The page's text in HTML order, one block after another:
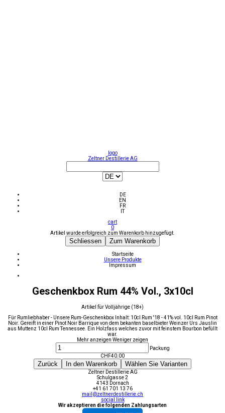
logo
Zeltner Destillerie AG
DE
EN
FR
IT
cart
0
Artikel wurde erfolgreich zum Warenkorb hinzugefügt.
Schliessen Zum Warenkorb
Startseite
Unsere Produkte
Impressum
Geschenkbox Rum 44% Vol., 3x10cl
Artikel für Volljährige (18+)
Für Rumliebhaber - Unsere Rum-Geschenkbox Inhalt: 10cl Rum '18 - 41% vol. 10cl Rum Pinot
Noir. Gereift in einer Pinot Noir Barrique von dem bekanten baselbieter Weinzer Urs Jauslin
aus Muttenz 10cl Rum Tennessee. Ein Holzfass welches zuvor mit feinstem Bourbon befüllt
war.
Mehr anzeigen Weniger zeigen
Packung
CHF40.00
Zurück In den Warenkorb Wählen Sie Varianten
Zeltner Destillerie AG
Schulgasse 2
4143 Dornach
+41 61 701 13 76
mail@zeltnerdestillerie.ch
social link
Wir akzeptieren die folgenden Zahlungsarten